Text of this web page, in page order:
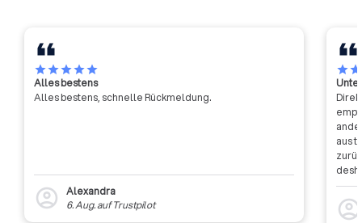
starstarstarstarstar
Alles bestens
Alles bestens, schnelle Rückmeldung.
account_circle
Alexandra
6. Aug.auf Trustpilot
starstar
aus
dass
account_circle